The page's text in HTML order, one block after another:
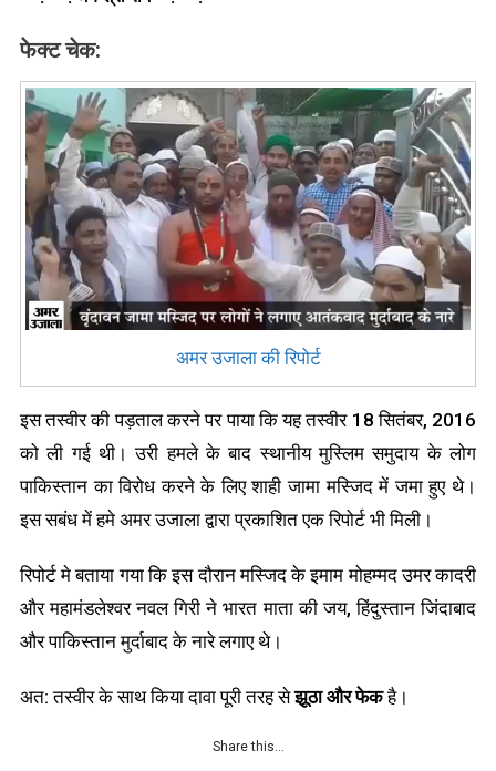
फेक्ट चेक:
अमर उजाला की रिपोर्ट
इस तस्वीर की पड़ताल करने पर पाया कि यह तस्वीर 18 सितंबर, 2016
को ली गई थी। उरी हमले के बाद स्थानीय मुस्लिम समुदाय के लोग
पाकिस्तान का विरोध करने के लिए शाही जामा मस्जिद में जमा हुए थे।
इस सबंध में हमे अमर उजाला द्वारा प्रकाशित एक रिपोर्ट भी मिली।
रिपोर्ट मे बताया गया कि इस दौरान मस्जिद के इमाम मोहम्मद उमर कादरी
और महामंडलेश्वर नवल गिरी ने भारत माता की जय, हिंदुस्तान जिंदाबाद
और पाकिस्तान मुर्दाबाद के नारे लगाए थे।
अत: तस्वीर के साथ किया दावा पूरी तरह सेझूठा और फेकहै।
Share this…